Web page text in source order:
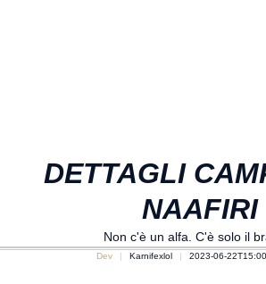
DETTAGLI
NAAFIRI
Non c'è un alfa. C'è solo il
Dev Karnifexlol 2023-06-